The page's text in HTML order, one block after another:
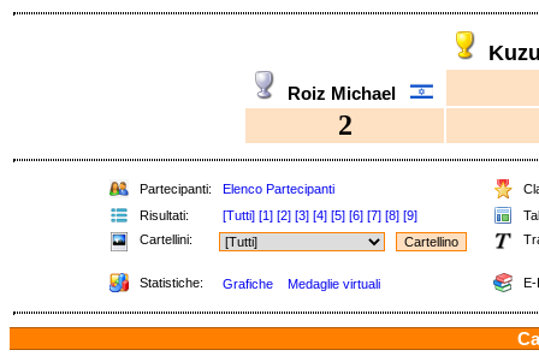
Roiz Michael
2
Partecipanti: Elenco Partecipanti
Risultati:
[Tutti] [1] [2] [3] [4] [5] [6] [7] [8] [9]
Cartellini:
Statistiche: Grafiche Medaglie virtuali E-